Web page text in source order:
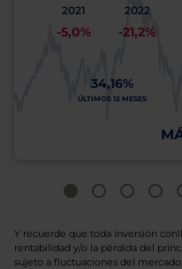
2021
-5,0%
2022
-21,2%
34,16%
ÚLTIMOS 12 MESES
Y recuerde que toda inversión
rentabilidad y/o la pérdida del
sujeto a fluctuaciones del